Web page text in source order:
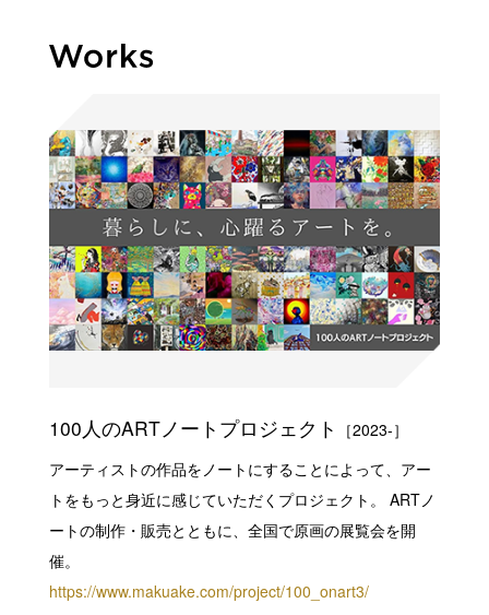
100人のARTノートプロジェクト
［2023-］
アーティストの作品をノートにすることによって、アー
トをもっと身近に感じていただくプロジェクト。 ARTノ
ートの制作・販売とともに、全国で原画の展覧会を開
催。
https://www.makuake.com/project/100_onart3/